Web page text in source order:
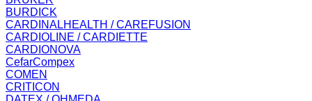
BURDICK
CARDINALHEALTH / CAREFUSION
CARDIOLINE / CARDIETTE
CARDIONOVA
CefarCompex
COMEN
CRITICON